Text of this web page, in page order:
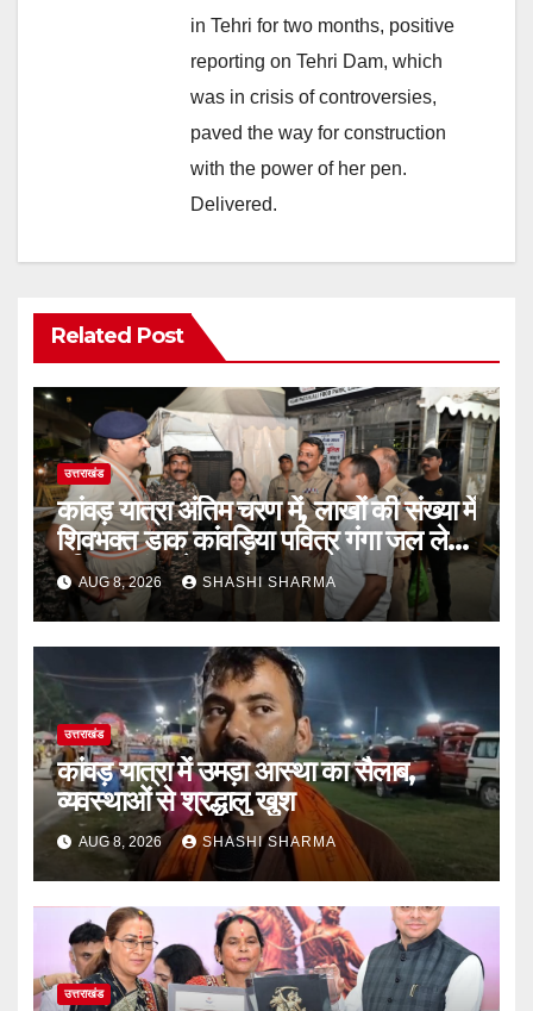
in Tehri for two months, positive
reporting on Tehri Dam, which
was in crisis of controversies,
paved the way for construction
with the power of her pen.
Delivered.
Related Post
उत्तराखंड
कांवड़ यात्रा अंतिम चरण में, लाखों की संख्या में
शिवभक्त डाक कांवड़िया पवित्र गंगा जल लेने
हरिद्वार पहुंच रहे
AUG 8, 2026 SHASHI SHARMA
उत्तराखंड
कांवड़ यात्रा में उमड़ा आस्था का सैलाब,
व्यवस्थाओं से श्रद्धालु खुश
AUG 8, 2026 SHASHI SHARMA
उत्तराखंड